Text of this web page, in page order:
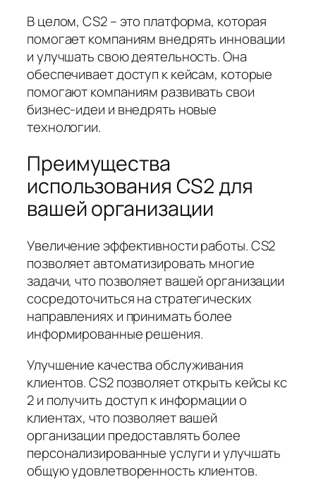
В целом, CS2 – это платформа, которая
помогает компаниям внедрять инновации
и улучшать свою деятельность. Она
обеспечивает доступ к кейсам, которые
помогают компаниям развивать свои
бизнес-идеи и внедрять новые
технологии.
Преимущества
использования CS2 для
вашей организации
Увеличение эффективности работы. CS2
позволяет автоматизировать многие
задачи, что позволяет вашей организации
сосредоточиться на стратегических
направлениях и принимать более
информированные решения.
Улучшение качества обслуживания
клиентов. CS2 позволяет открыть кейсы кс
2 и получить доступ к информации о
клиентах, что позволяет вашей
организации предоставлять более
персонализированные услуги и улучшать
общую удовлетворенность клиентов.